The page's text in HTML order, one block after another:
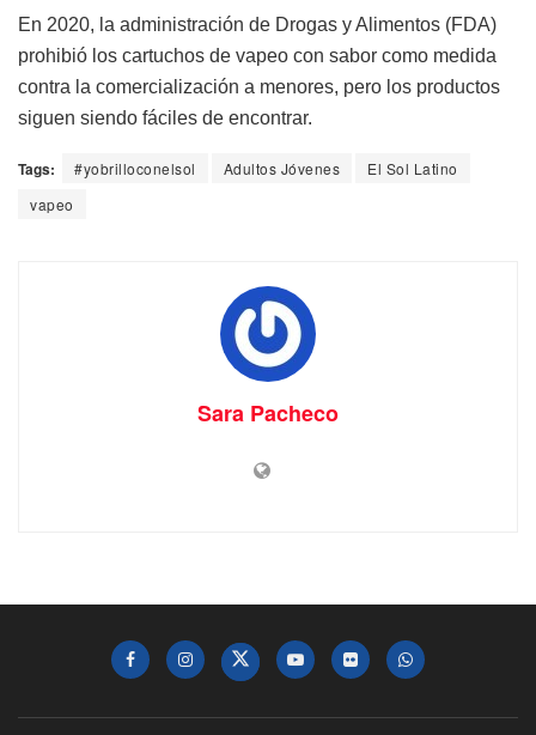
En 2020, la administración de Drogas y Alimentos (FDA)
prohibió los cartuchos de vapeo con sabor como medida
contra la comercialización a menores, pero los productos
siguen siendo fáciles de encontrar.
Tags: #yobrilloconelsol Adultos Jóvenes
El Sol Latino
vapeo
Sara Pacheco